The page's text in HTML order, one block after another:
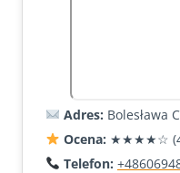
Adres: Bolesława
Ocena: ★★★★☆
Telefon: